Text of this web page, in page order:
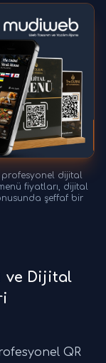
profesyonel dijital
fiyatları, dijital
şeffaf bir
ve Dijital
QR